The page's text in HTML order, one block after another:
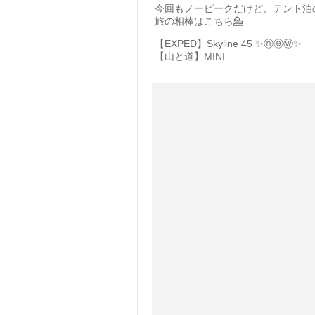
今回もノーピークだけど、テント泊
旅の相棒はこちら💁
【EXPED】Skyline 45 ✨️ⓝⓔⓦ✨️
【山と道】MINI